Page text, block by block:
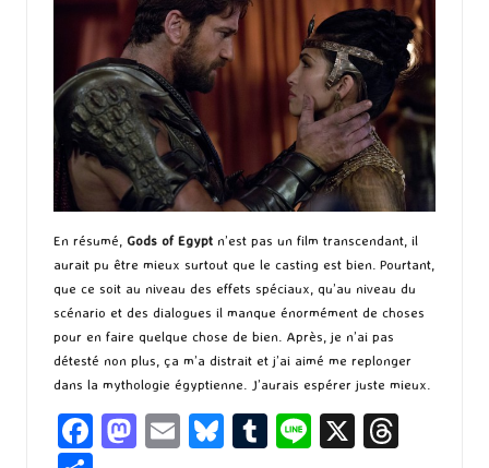
En résumé, Gods of Egypt n’est pas un film transcendant, il
aurait pu être mieux surtout que le casting est bien. Pourtant,
que ce soit au niveau des effets spéciaux, qu’au niveau du
scénario et des dialogues il manque énormément de choses
pour en faire quelque chose de bien. Après, je n’ai pas
détesté non plus, ça m’a distrait et j’ai aimé me replonger
dans la mythologie égyptienne. J’aurais espérer juste mieux.
Fa M E
Bl T
Li X